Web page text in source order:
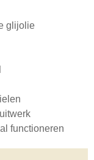
glijolie
functioneren